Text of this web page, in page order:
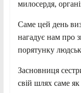
милосердя,
Саме цей день
нагадує нам про
порятунку
Засновниця
свій шлях саме